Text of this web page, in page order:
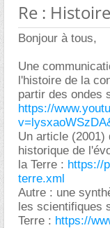
Re :
Bonjour à tous,
Une
l'histoire de la
partir des ondes
https://
Un article (2001)
historique de
la Terre : https://
terre.xml
Autre : une
les scientifiques
Terre : https://